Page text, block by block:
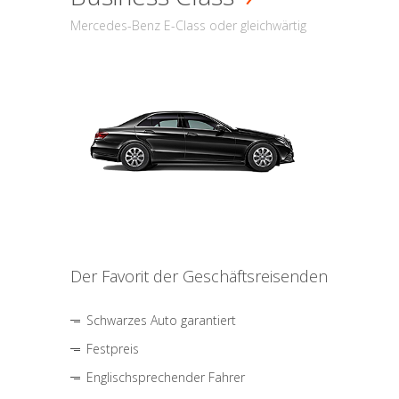
Mercedes-Benz E-Class oder gleichwärtig
Der Favorit der Geschäftsreisenden
Schwarzes Auto garantiert
Festpreis
Englischsprechender Fahrer